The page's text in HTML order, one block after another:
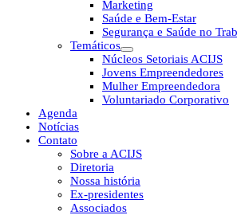
Marketing
Saúde e Bem-Estar
Segurança e Saúde no
Temáticos
Núcleos Setoriais ACIJS
Jovens Empreendedores
Mulher Empreendedora
Voluntariado Corporativo
Agenda
Notícias
Contato
Sobre a ACIJS
Diretoria
Nossa história
Ex-presidentes
Associados